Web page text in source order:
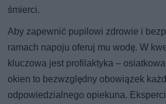
śmierci.
Aby zapewnić pupilowi zdrowie i
ramach napoju oferuj mu wodę. W
kluczowa jest profilaktyka –
okien to bezwzględny obowiązek
odpowiedzialnego opiekuna.